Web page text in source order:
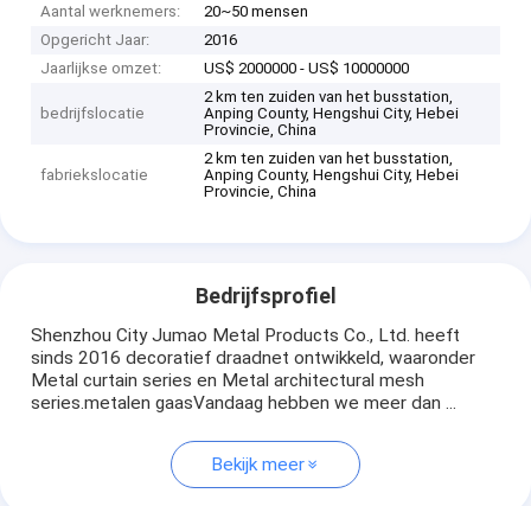
Aantal werknemers:
20~50 mensen
Opgericht Jaar:
2016
Jaarlijkse omzet:
US$ 2000000 - US$ 10000000
bedrijfslocatie
2 km ten zuiden van het busstation,
Anping County, Hengshui City, Hebei
Provincie, China
fabriekslocatie
2 km ten zuiden van het busstation,
Anping County, Hengshui City, Hebei
Provincie, China
Bedrijfsprofiel
Shenzhou City Jumao Metal Products Co., Ltd. heeft
sinds 2016 decoratief draadnet ontwikkeld, waaronder
Metal curtain series en Metal architectural mesh
series.metalen gaasVandaag hebben we meer dan ...
Bekijk meer